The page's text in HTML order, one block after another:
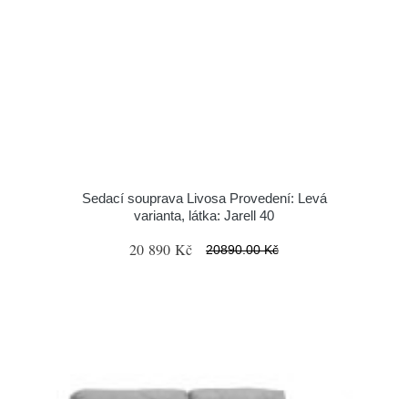
Sedací souprava Livosa Provedení: Levá
varianta, látka: Jarell 40
20 890 Kč 20890.00 Kč